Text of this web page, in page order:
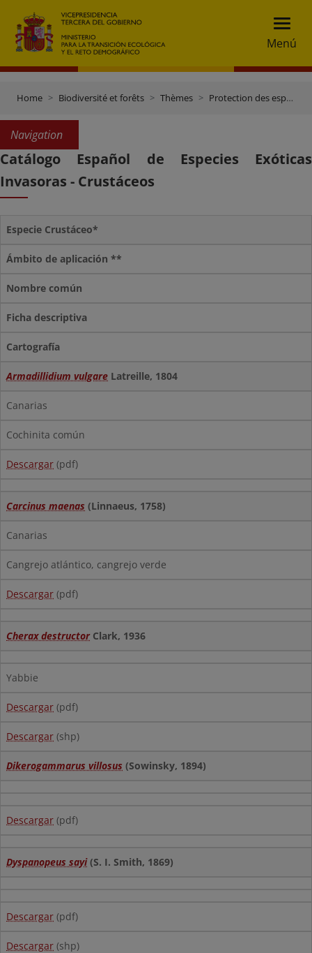
Menú
Home Biodiversité et forêts Thèmes Protection des espèces
Navigation
Catálogo Español de Especies Exóticas
Invasoras - Crustáceos
Especie Crustáceo*
Ámbito de aplicación **
Nombre común
Ficha descriptiva
Cartografía
Armadillidium vulgare Latreille, 1804
Canarias
Cochinita común
Descargar (pdf)
Carcinus maenas (Linnaeus, 1758)
Canarias
Cangrejo atlántico, cangrejo verde
Descargar (pdf)
Cherax destructorClark, 1936
Yabbie
Descargar (pdf)
Descargar (shp)
Dikerogammarus villosus (Sowinsky, 1894)
Descargar (pdf)
Dyspanopeus sayi(S. I. Smith, 1869)
Descargar (pdf)
Descargar (shp)